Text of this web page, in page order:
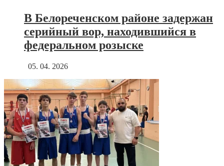
В Белореченском районе задержан
серийный вор, находившийся в
федеральном розыске
05. 04. 2026